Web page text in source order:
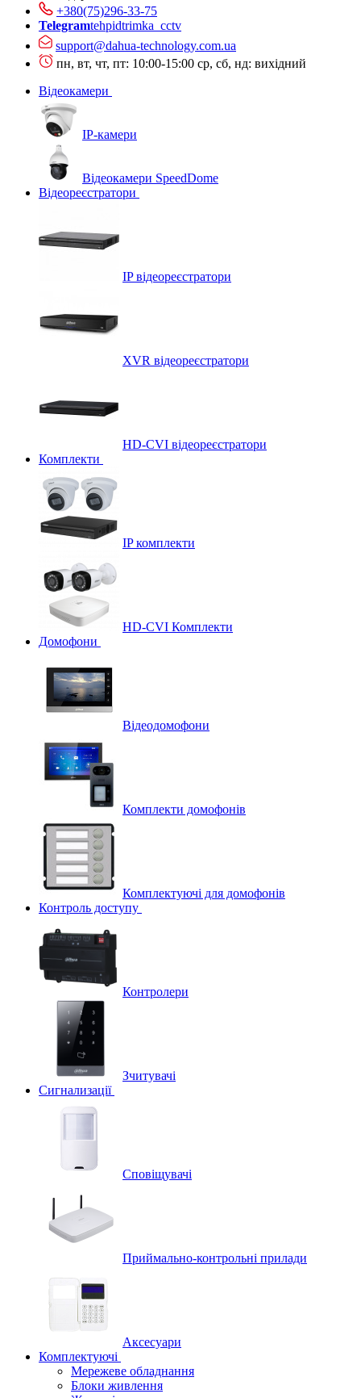
+380(75)296-33-75
Telegramtehpidtrimka_cctv
support@dahua-technology.com.ua
пн, вт, чт, пт: 10:00-15:00 ср, сб, нд: вихідний
Відеокамери
IP-камери
Відеокамери SpeedDome
Відеореєстратори
IP відеореєстратори
XVR відеореєстратори
HD-CVI відеореєстратори
Комплекти
IP комплекти
HD-CVI Комплекти
Домофони
Відеодомофони
Комплекти домофонів
Комплектуючі для домофонів
Контроль доступу
Контролери
Зчитувачі
Сигнализації
Сповіщувачі
Приймально-контрольні прилади
Аксесуари
Комплектуючі
Мережеве обладнання
Блоки живлення